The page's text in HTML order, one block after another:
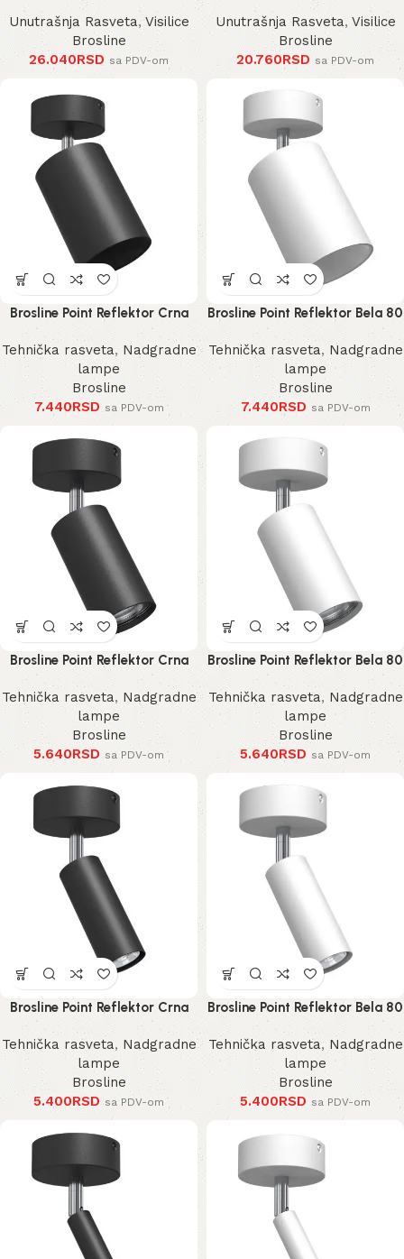
Unutrašnja Rasveta,Visilice
Brosline
26.040RSD sa PDV-om
Unutrašnja Rasveta,Visilice
Brosline
20.760RSD sa PDV-om
Brosline Point Reflektor Crna
80 mm 170 mm 2288 mm
Tehnička rasveta, Nadgradne
lampe
Brosline
7.440RSD sa PDV-om
Brosline Point Reflektor Bela 80
mm 170 mm 2289 mm
Tehnička rasveta, Nadgradne
lampe
Brosline
7.440RSD sa PDV-om
Brosline Point Reflektor Crna
80 mm 170 mm 2286 mm
Tehnička rasveta, Nadgradne
lampe
Brosline
5.640RSD sa PDV-om
Brosline Point Reflektor Bela 80
mm 170 mm 2287 mm
Tehnička rasveta, Nadgradne
lampe
Brosline
5.640RSD sa PDV-om
Brosline Point Reflektor Crna
80 mm 170 mm 2284 mm
Tehnička rasveta, Nadgradne
lampe
Brosline
5.400RSD sa PDV-om
Brosline Point Reflektor Bela 80
mm 170 mm 2285 mm
Tehnička rasveta, Nadgradne
lampe
Brosline
5.400RSD sa PDV-om